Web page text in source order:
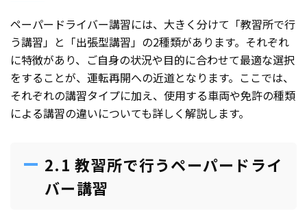
ペーパードライバー講習には、大きく分けて「教習所で行
う講習」と「出張型講習」の2種類があります。それぞれ
に特徴があり、ご自身の状況や目的に合わせて最適な選択
をすることが、運転再開への近道となります。ここでは、
それぞれの講習タイプに加え、使用する車両や免許の種類
による講習の違いについても詳しく解説します。
2.1 教習所で行うペーパードライ
バー講習